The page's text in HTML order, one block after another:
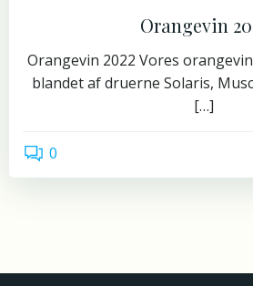
Orangevin
Orangevin 2022 Vores
blandet af druerne Solaris,
[…]
0